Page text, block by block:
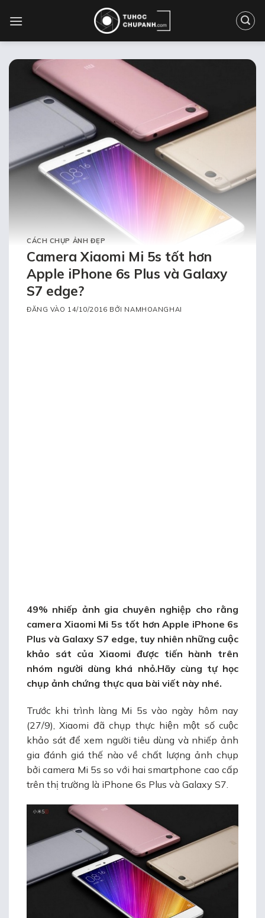
qua
CÁCH CHỤP ẢNH ĐẸP
Camera Xiaomi Mi 5s tốt hơn
Apple iPhone 6s Plus và Galaxy
S7 edge?
ĐĂNG VÀO 14/10/2016 BỞI NAMHOANGHAI
49% nhiếp ảnh gia chuyên nghiệp cho rằng
camera Xiaomi Mi 5s tốt hơn Apple iPhone 6s
Plus và Galaxy S7 edge, tuy nhiên những cuộc
khảo sát của Xiaomi được tiến hành trên
nhóm người dùng khá nhỏ.Hãy cùng tự học
chụp ảnh chứng thực qua bài viết này nhé.
Trước khi trình làng Mi 5s vào ngày hôm nay
(27/9), Xiaomi đã chụp thực hiện một số cuộc
khảo sát để xem người tiêu dùng và nhiếp ảnh
gia đánh giá thế nào về chất lượng ảnh chụp
bởi camera Mi 5s so với hai smartphone cao cấp
trên thị trường là iPhone 6s Plus và Galaxy S7.